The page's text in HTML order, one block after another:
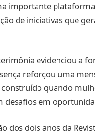
importante
de iniciativas que
evidenciou a
reforçou uma
quando
em
dos dois anos da